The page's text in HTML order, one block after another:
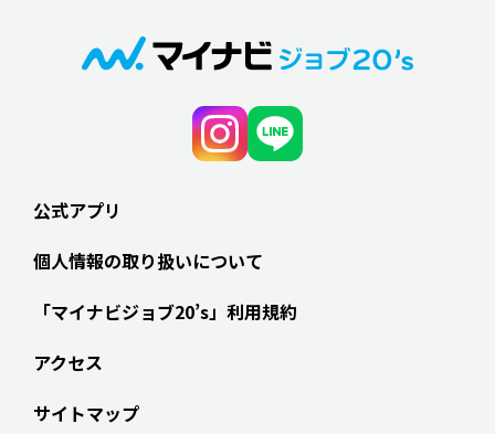
公式アプリ
個人情報の取り扱いについて
「マイナビジョブ20’s」利用規約
アクセス
サイトマップ